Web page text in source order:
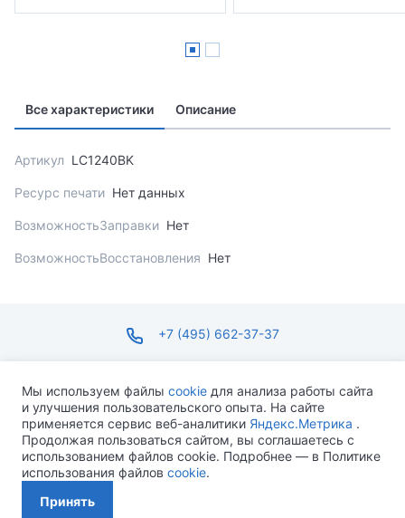
Все характеристики Описание
Артикул LC1240BK
Ресурс печати Нет данных
ВозможностьЗаправки Нет
ВозможностьВосстановления Нет
+7 (495) 662-37-37
ПН-ПТ С 09:00 ДО 18:00 СБ-ВС ВЫХОДНОЙ
Мы используем файлы cookie для анализа работы сайта
и улучшения пользовательского опыта. На сайте
применяется сервис веб-аналитики Яндекс.Метрика .
Продолжая пользоваться сайтом, вы соглашаетесь с
использованием файлов cookie. Подробнее — в Политике
использования файлов cookie.
Принять